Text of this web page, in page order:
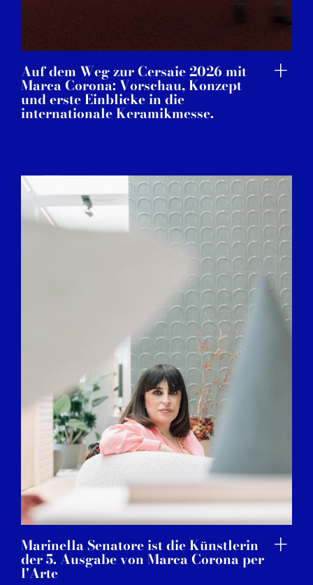
Auf dem Weg zur Cersaie 2026 mit
Marca Corona: Vorschau, Konzept
und erste Einblicke in die
internationale Keramikmesse.
Marinella Senatore ist die Künstlerin
der 5. Ausgabe von Marca Corona per
l'Arte